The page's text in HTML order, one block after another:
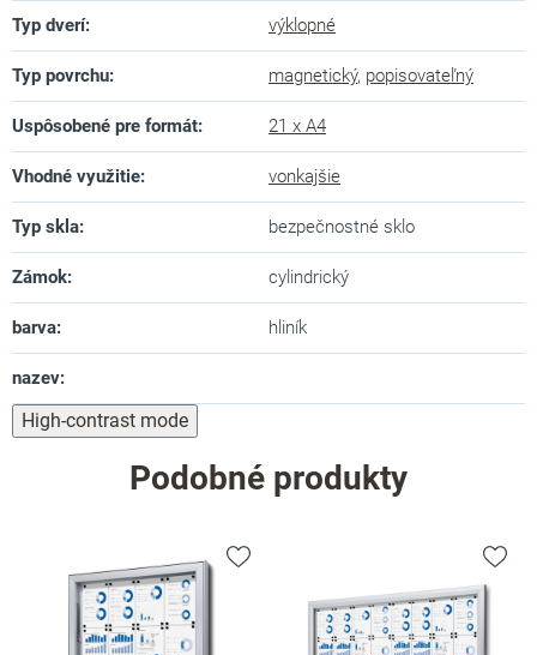
Typ dverí: výklopné
Typ povrchu: magnetický, popisovateľný
Uspôsobené pre formát: 21 x A4
Vhodné využitie: vonkajšie
Typ skla: bezpečnostné sklo
Zámok: cylindrický
barva: hliník
nazev:
High-contrast mode
Podobné produkty